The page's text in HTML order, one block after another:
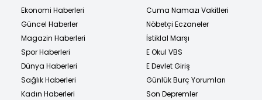
Ekonomi Haberleri
Güncel Haberler
Magazin Haberleri
Spor Haberleri
Dünya Haberleri
Sağlık Haberleri
Kadın Haberleri
Cuma Namazı Vakitleri
Nöbetçi Eczaneler
İstiklal Marşı
E Okul VBS
E Devlet Giriş
Günlük Burç Yorumları
Son Depremler